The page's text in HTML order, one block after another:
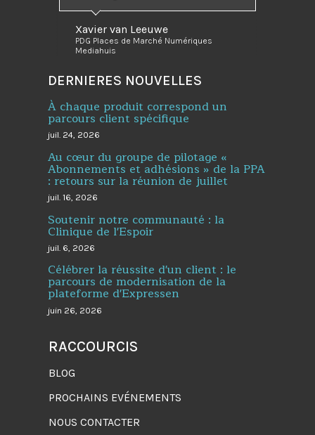
Xavier van Leeuwe
PDG Places de Marché Numériques
Mediahuis
DERNIERES NOUVELLES
À chaque produit correspond un
parcours client spécifique
juil. 24, 2026
Au cœur du groupe de pilotage «
Abonnements et adhésions » de la PPA
: retours sur la réunion de juillet
juil. 16, 2026
Soutenir notre communauté : la
Clinique de l'Espoir
juil. 6, 2026
Célébrer la réussite d'un client : le
parcours de modernisation de la
plateforme d'Expressen
juin 26, 2026
RACCOURCIS
BLOG
PROCHAINS EVÉNEMENTS
NOUS CONTACTER